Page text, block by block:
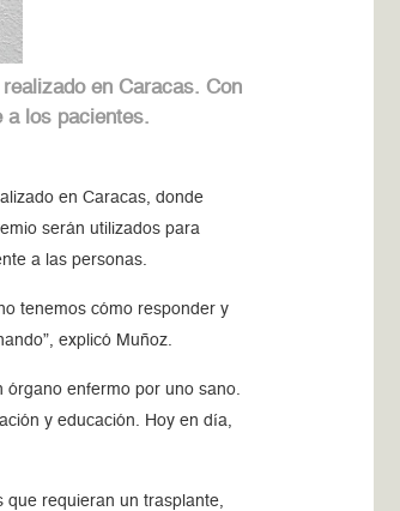
en Caracas. Con
a los pacientes.
en Caracas, donde
serán utilizados para
a las personas.
tenemos cómo responder y
explicó Muñoz.
enfermo por uno sano.
y educación. Hoy en día,
requieran un trasplante,